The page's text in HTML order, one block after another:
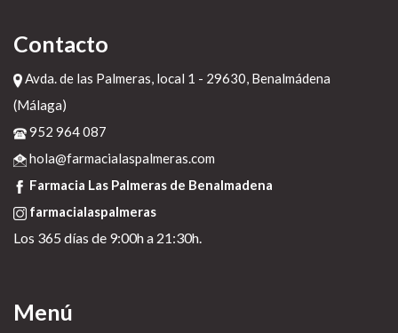
Contacto
Avda. de las Palmeras, local 1 - 29630, Benalmádena
(Málaga)
952 964 087
hola@farmacialaspalmeras.com
Farmacia Las Palmeras de Benalmadena
farmacialaspalmeras
Los 365 días de 9:00h a 21:30h.
Menú